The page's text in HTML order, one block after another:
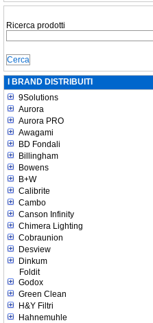
Ricerca prodotti
I BRAND DISTRIBUITI
9Solutions
Aurora
Aurora PRO
Awagami
BD Fondali
Billingham
Bowens
B+W
Calibrite
Cambo
Canson Infinity
Chimera Lighting
Cobraunion
Desview
Dinkum
Foldit
Godox
Green Clean
H&Y Filtri
Hahnemuhle